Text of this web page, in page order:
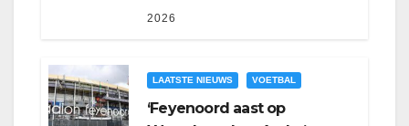
2026
LAATSTE NIEUWS VOETBAL
‘Feyenoord aast op